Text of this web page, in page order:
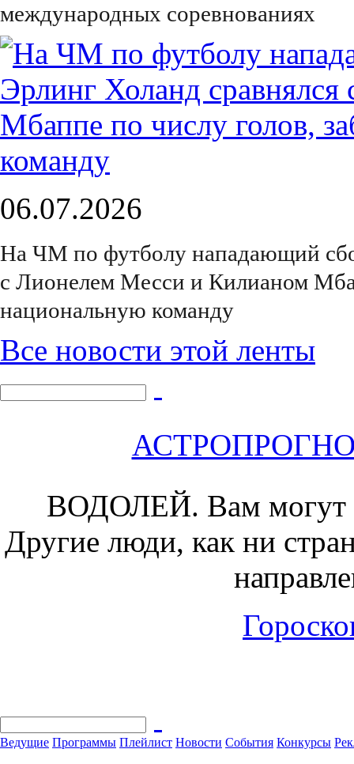
международных соревнованиях
06.07.2026
На ЧМ по футболу нападающий
с Лионелем Месси и Килианом
национальную команду
Все новости этой ленты
ВОДОЛЕЙ. Вам могут
Другие люди, как ни
Ведущие Программы Плейлист Новости События Конкурсы